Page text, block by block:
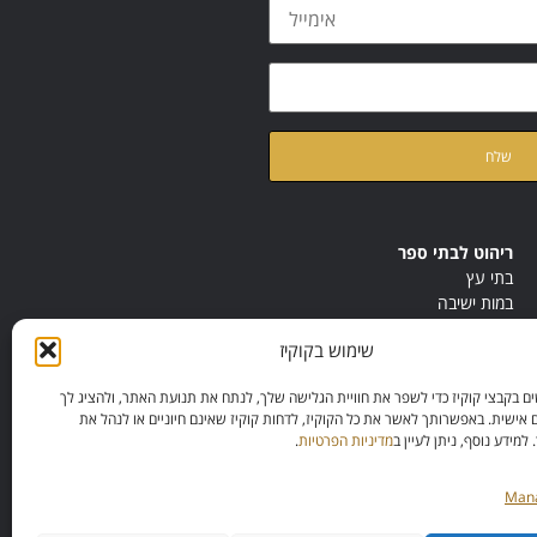
שימוש בקוקיז
בקבצי קוקיז כדי לשפר את חוויית הגלישה שלך, לנתח את תנועת האתר, ולהציג לך
אישית. באפשרותך לאשר את כל הקוקיז, לדחות קוקיז שאינם חיוניים או לנהל את
נוסף, ניתן לעיין במדיניות הפרטיות.
ריהוט לבתי ספר
בתי עץ
במות ישיבה